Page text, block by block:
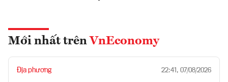
Mới nhất trên VnEconomy
Địa phương 22:41, 07/08/2026